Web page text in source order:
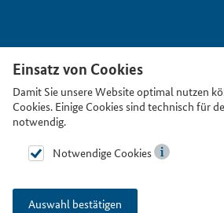
Einsatz von Cookies
Damit Sie unsere Website optimal nutzen
Cookies. Einige Cookies sind technisch für
notwendig.
Notwendige Cookies
Auswahl bestätigen